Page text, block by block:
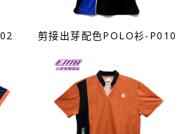
剪接出芽配色POLO衫-P010